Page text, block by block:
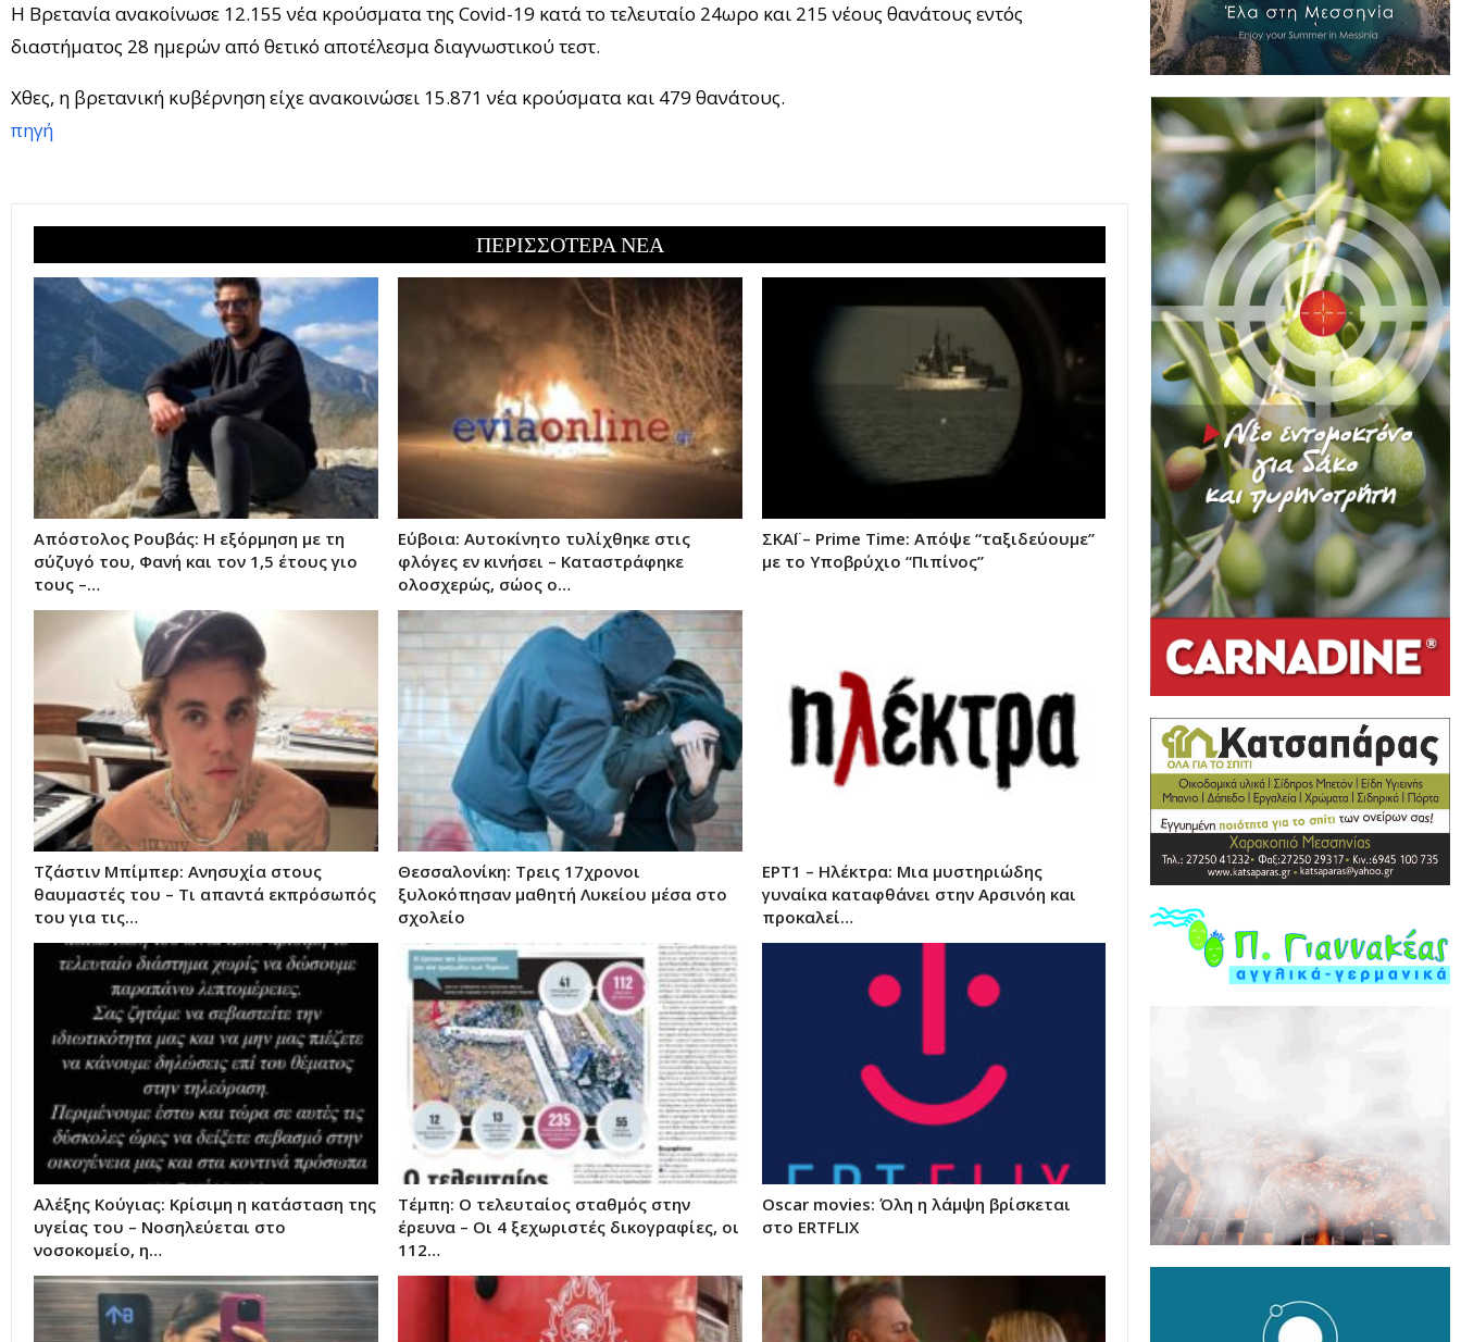
Η Βρετανία ανακοίνωσε 12.155 νέα κρούσματα της Covid-19 κατά το τελευταίο 24ωρο και 215 νέους θανάτους εντός
διαστήματος 28 ημερών από θετικό αποτέλεσμα διαγνωστικού τεστ.
Χθες, η βρετανική κυβέρνηση είχε ανακοινώσει 15.871 νέα κρούσματα και 479 θανάτους.
πηγή
ΠΕΡΙΣΣΟΤΕΡΑ ΝΕΑ
Απόστολος Ρουβάς: Η εξόρμηση με τη
σύζυγό του, Φανή και τον 1,5 έτους γιο
τους –…
Εύβοια: Αυτοκίνητο τυλίχθηκε στις
φλόγες εν κινήσει – Καταστράφηκε
ολοσχερώς, σώος ο…
ΣΚΑΪ – Prime Time: Απόψε “ταξιδεύουμε”
με το Υποβρύχιο “Πιπίνος”
Τζάστιν Μπίμπερ: Ανησυχία στους
θαυμαστές του – Τι απαντά εκπρόσωπός
του για τις…
Θεσσαλονίκη: Τρεις 17χρονοι
ξυλοκόπησαν μαθητή Λυκείου μέσα στο
σχολείο
ΕΡΤ1 – Ηλέκτρα: Μια μυστηριώδης
γυναίκα καταφθάνει στην Αρσινόη και
προκαλεί…
Αλέξης Κούγιας: Κρίσιμη η κατάσταση της
υγείας του – Νοσηλεύεται στο
νοσοκομείο, η…
Τέμπη: Ο τελευταίος σταθμός στην
έρευνα – Οι 4 ξεχωριστές δικογραφίες, οι
112…
Oscar movies: Όλη η λάμψη βρίσκεται
στο ERTFLIX